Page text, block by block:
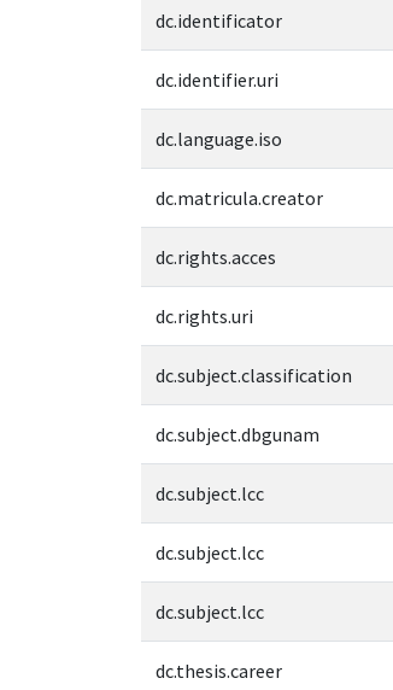
dc.identificator
dc.identifier.uri
dc.language.iso
dc.matricula.creator
dc.rights.acces
dc.rights.uri
dc.subject.classification
dc.subject.dbgunam
dc.subject.lcc
dc.subject.lcc
dc.subject.lcc
dc.thesis.career